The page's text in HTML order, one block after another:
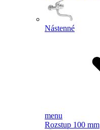
Nástenné
menu
Rozstup 100 mm